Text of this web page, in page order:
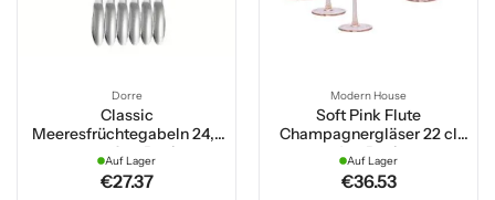
Dorre
Classic
Meeresfrüchtegabeln 24,5
cm – 6er-Pack
Auf Lager
€27.37
Modern House
Soft Pink Flute
Champagnergläser 22 cl
4er-Pack
Auf Lager
€36.53